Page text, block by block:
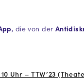
, die von der
10 Uhr – TTW’23